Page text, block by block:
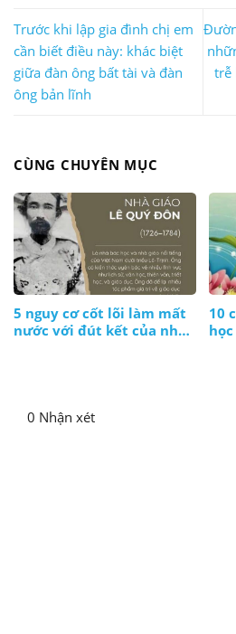
Trước khi lập gia đình chị em
cần biết điều này: khác biệt
giữa đàn ông bất tài và đàn
ông bản lĩnh
trễ
CÙNG CHUYÊN MỤC
5 nguy cơ cốt lõi làm mất
nước với đút kết của nhà
10
0 Nhận xét